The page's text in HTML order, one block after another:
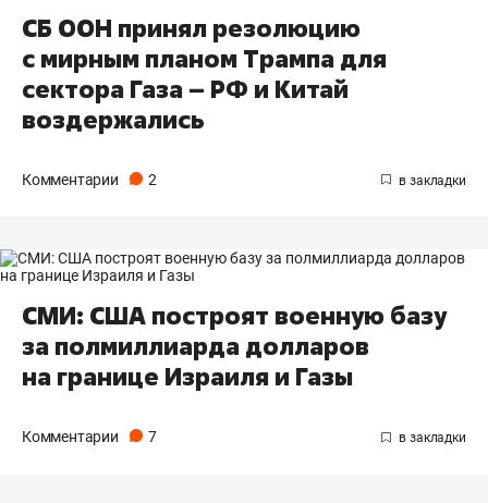
СБ ООН принял резолюцию
с мирным планом Трампа для
сектора Газа – РФ и Китай
воздержались
Комментарии 2
СМИ: США построят военную базу
за полмиллиарда долларов
на границе Израиля и Газы
Комментарии 7